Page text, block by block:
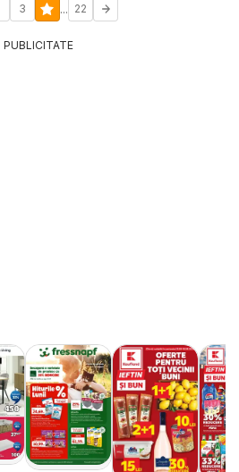
3 ... 22
PUBLICITATE